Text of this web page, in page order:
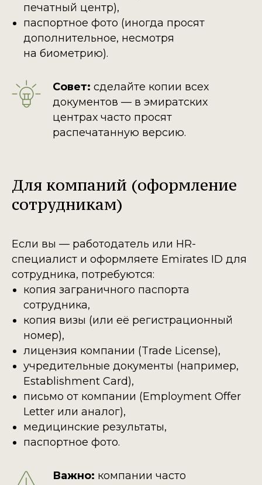
печатный центр),
паспортное фото (иногда просят
дополнительное, несмотря
на биометрию).
Совет: сделайте копии всех
документов — в эмиратских
центрах часто просят
распечатанную версию.
Для компаний (оформление
сотрудникам)
Если вы — работодатель или HR-
специалист и оформляете Emirates ID для
сотрудника, потребуются:
копия заграничного паспорта
сотрудника,
копия визы (или её регистрационный
номер),
лицензия компании (Trade License),
учредительные документы (например,
Establishment Card),
письмо от компании (Employment Offer
Letter или аналог),
медицинские результаты,
паспортное фото.
Важно: компании часто